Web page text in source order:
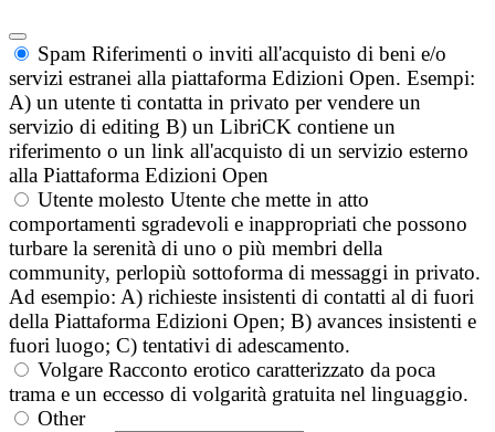
Spam Riferimenti o inviti all'acquisto di beni e/o
servizi estranei alla piattaforma Edizioni Open. Esempi:
A) un utente ti contatta in privato per vendere un
servizio di editing B) un LibriCK contiene un
riferimento o un link all'acquisto di un servizio esterno
alla Piattaforma Edizioni Open
Utente molesto Utente che mette in atto
comportamenti sgradevoli e inappropriati che possono
turbare la serenità di uno o più membri della
community, perlopiù sottoforma di messaggi in privato.
Ad esempio: A) richieste insistenti di contatti al di fuori
della Piattaforma Edizioni Open; B) avances insistenti e
fuori luogo; C) tentativi di adescamento.
Volgare Racconto erotico caratterizzato da poca
trama e un eccesso di volgarità gratuita nel linguaggio.
Other